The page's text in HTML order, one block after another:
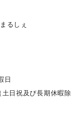
ズ
ボグッズ
るしぇ
日
日祝及び長期休暇除